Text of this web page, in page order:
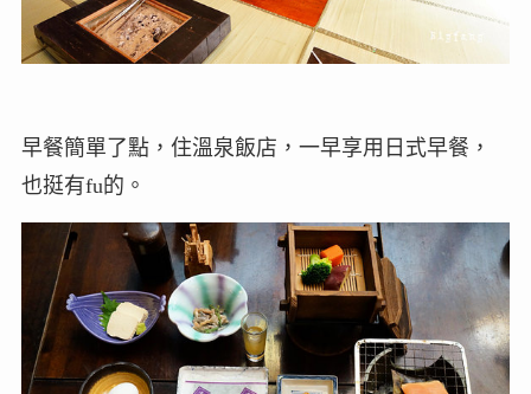
早餐簡單了點，住溫泉飯店，一早享用日式早餐，
也挺有fu的。